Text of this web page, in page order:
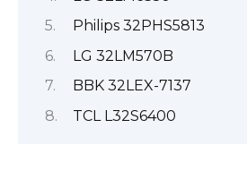
Philips 32PHS5813
LG 32LM570B
BBK 32LEX-7137
TCL L32S6400